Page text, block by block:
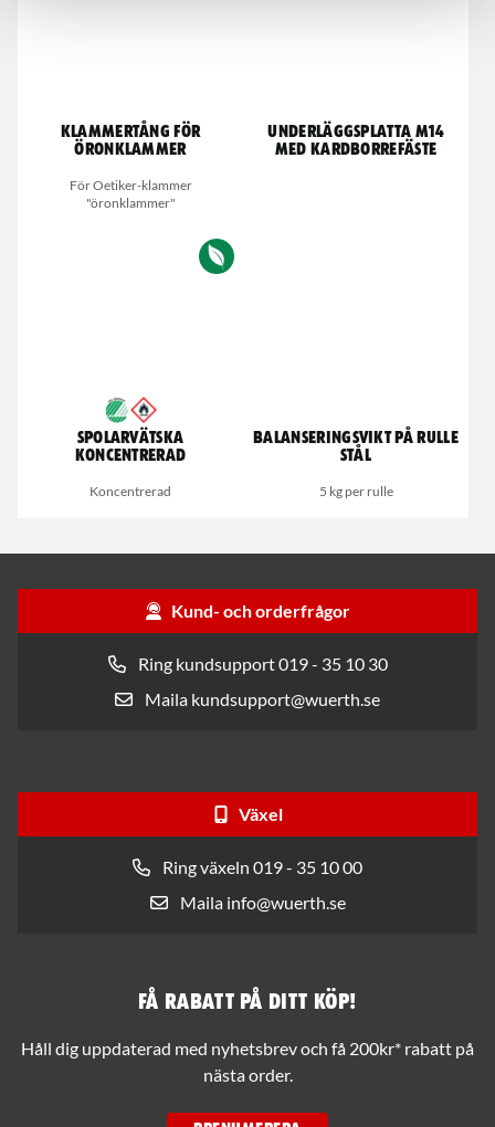
Klammertång för
öronklammer
För Oetiker-klammer
"öronklammer"
Underläggsplatta M14
med kardborrefäste
Spolarvätska
Koncentrerad
Koncentrerad
Balanseringsvikt på rulle
stål
5 kg per rulle
Kund- och orderfrågor
Ring kundsupport 019 - 35 10 30
Maila kundsupport@wuerth.se
Växel
Ring växeln 019 - 35 10 00
Maila info@wuerth.se
Få rabatt på ditt köp!
Håll dig uppdaterad med nyhetsbrev och få 200kr* rabatt på
nästa order.